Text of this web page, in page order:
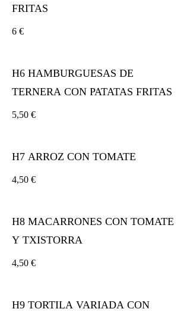
FRITAS
6 €
H6 HAMBURGUESAS DE
TERNERA CON PATATAS FRITAS
5,50 €
H7 ARROZ CON TOMATE
4,50 €
H8 MACARRONES CON TOMATE
Y TXISTORRA
4,50 €
H9 TORTILA VARIADA CON